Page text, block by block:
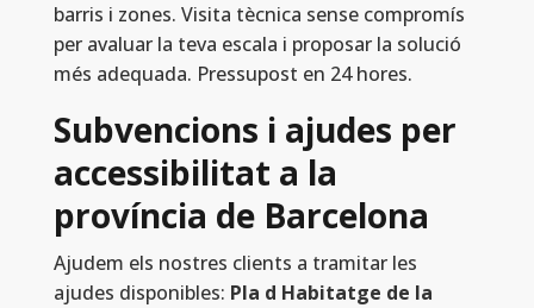
barris i zones. Visita tècnica sense compromís
per avaluar la teva escala i proposar la solució
més adequada. Pressupost en 24 hores.
Subvencions i ajudes per
accessibilitat a la
província de Barcelona
Ajudem els nostres clients a tramitar les
ajudes disponibles: Pla d Habitatge de la